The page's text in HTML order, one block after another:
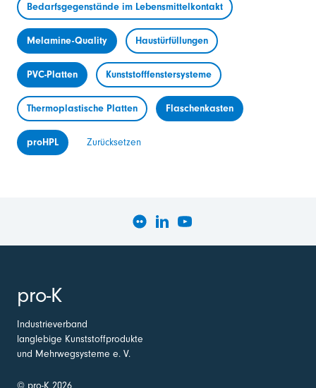
Bedarfsgegenstände im Lebensmittelkontakt
Melamine-Quality Haustürfüllungen
PVC-Platten Kunststofffenstersysteme
Thermoplastische Platten Flaschenkasten
proHPL Zurücksetzen
pro-K
Industrieverband
langlebige Kunststoffprodukte
und Mehrwegsysteme e. V.
© pro-K 2026